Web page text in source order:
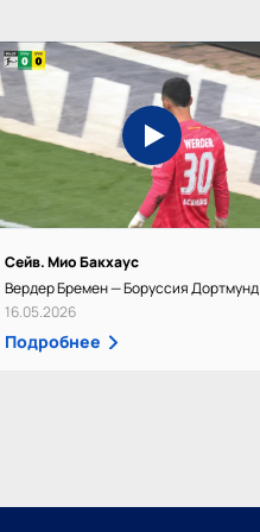
Сейв. Мио Бакхаус
Вердер Бремен — Боруссия Дортмунд
16.05.2026
Подробнее